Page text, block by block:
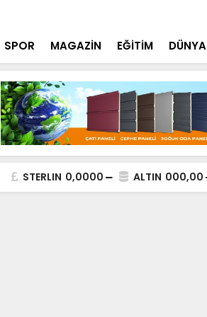
SPOR MAGAZİN EĞİTİM DÜNYA
STERLIN 0,0000 ALTIN 000,00